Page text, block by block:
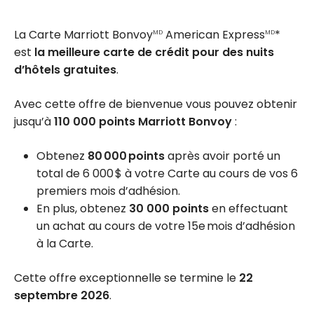
La Carte Marriott BonvoyMD American ExpressMD*
est la meilleure carte de crédit pour des nuits
d’hôtels gratuites.
Avec cette offre de bienvenue vous pouvez obtenir
jusqu’à110 000 points Marriott Bonvoy:
Obtenez 80 000 pointsaprès avoir porté un
total de 6 000 $ à votre Carte au cours de vos 6
premiers mois d’adhésion.
En plus, obtenez 30 000 pointsen effectuant
un achat au cours de votre 15e mois d’adhésion
à la Carte.
Cette offre exceptionnelle se termine le 22
septembre 2026.